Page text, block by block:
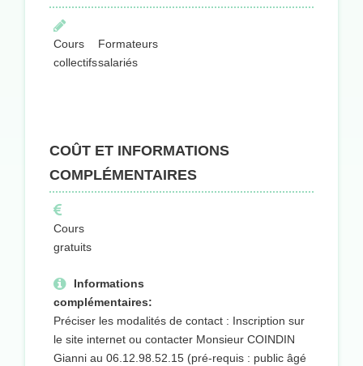
Cours
collectifs
Formateurs
salariés
COÛT ET INFORMATIONS
COMPLÉMENTAIRES
Cours
gratuits
Informations
complémentaires:
Préciser les modalités de contact : Inscription sur
le site internet ou contacter Monsieur COINDIN
Gianni au 06.12.98.52.15 (pré-requis : public âgé